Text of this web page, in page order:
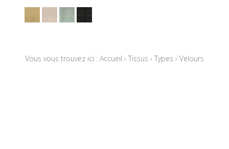
Vous vous trouvez ici : Accueil › Tissus › Types › Velours